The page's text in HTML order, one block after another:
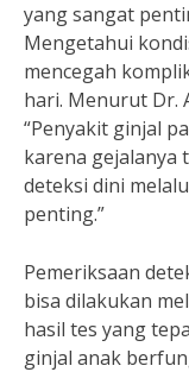
yang sangat
Mengetahui
mencegah
hari. Menurut Dr.
“Penyakit ginjal
karena gejalanya
deteksi dini
penting.”
Pemeriksaan
bisa dilakukan
hasil tes yang
ginjal anak